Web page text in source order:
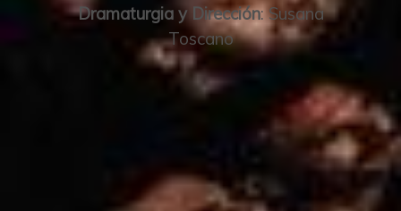
Dramaturgia y Dirección: Susana
Toscano